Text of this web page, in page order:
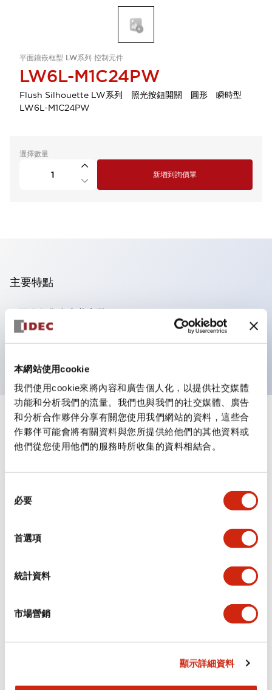
本網站使用cookie
我們使用cookie來將內容和廣告個人化，以提供社交媒體
功能和分析我們的流量。我們也與我們的社交媒體、廣告
和分析合作夥伴分享有關您使用我們網站的資料，這些合
作夥伴可能會將有關資料與您所提供給他們的其他資料或
他們從您使用他們的服務時所收集的資料相結合。
必要
首選項
統計資料
市場營銷
顯示詳細資料
平面鑲嵌框型 LW系列 控制元件
LW6L-M1C24PW
Flush Silhouette LW系列 照光按鈕開關 圓形 瞬時型
LW6L-M1C24PW
選擇數量
新增到詢價單
主要特點
可進行集合密著安裝
附鎖選擇開關採用高安全性的彈子鎖結構
規格 顯示全部
審美規範
安裝和安裝規範